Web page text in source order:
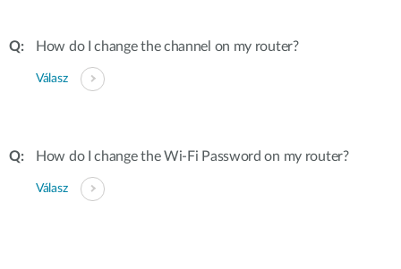
How do I change the channel on my router?
Válasz
How do I change the Wi-Fi Password on my router?
Válasz